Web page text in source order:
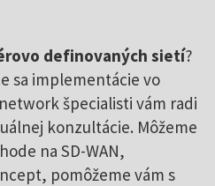
definovaných sietí?
sa implementácie vo
špecialisti vám radi
konzultácie. Môžeme
na SD-WAN,
pomôžeme vám s